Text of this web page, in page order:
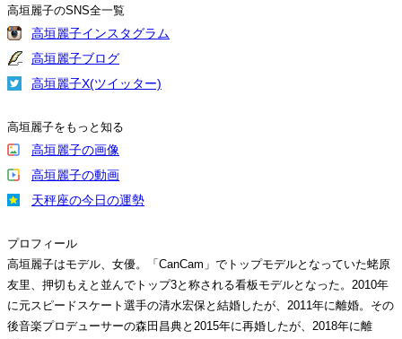
高垣麗子のSNS全一覧
高垣麗子インスタグラム
高垣麗子ブログ
高垣麗子X(ツイッター)
高垣麗子をもっと知る
高垣麗子の画像
高垣麗子の動画
天秤座の今日の運勢
プロフィール
高垣麗子はモデル、女優。「CanCam」でトップモデルとなっていた蛯原
友里、押切もえと並んでトップ3と称される看板モデルとなった。2010年
に元スピードスケート選手の清水宏保と結婚したが、2011年に離婚。その
後音楽プロデューサーの森田昌典と2015年に再婚したが、2018年に離